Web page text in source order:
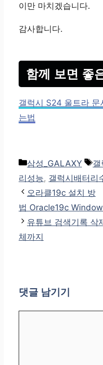
이만 마치겠습니다.
감사합니다.
함께 보면 좋
갤럭시 S24 울트라 문
는법
카
테
고
리
삼성_GALAXY
태
그
갤
리성능, 갤럭시배터리
오라클19c 설치 방
법 Oracle19c
유튜브 검색기록 삭
체까지
댓글 남기기